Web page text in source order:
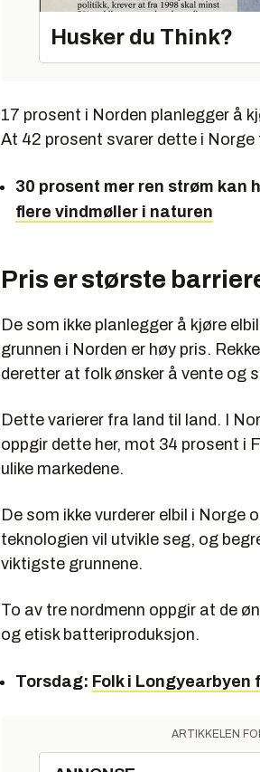
Husker du Think?
17 prosent i Norden planlegger å
At 42 prosent svarer dette i
30 prosent mer ren strøm kan
flere vindmøller i naturen
Pris er største
De som ikke planlegger å kjøre
grunnen i Norden er høy pris.
deretter at folk ønsker å vente og
Dette varierer fra land til land. I
oppgir dette her, mot 34 prosent i
ulike markedene.
De som ikke vurderer elbil i Norge
teknologien vil utvikle seg, og
viktigste grunnene.
To av tre nordmenn oppgir at de
og etisk batteriproduksjon.
Torsdag: Folk i
ARTIKKELEN